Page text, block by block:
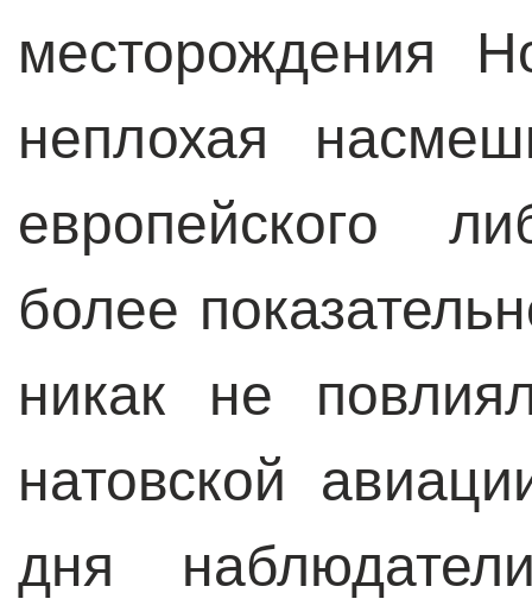
месторождения
неплохая
европейского
более
никак не
натовской
дня